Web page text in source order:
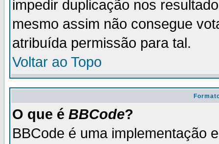
impedir duplicação nos
mesmo assim não consegue
atribuída permissão para tal.
Voltar ao Topo
O que é BBCode?
BBCode é uma implementação